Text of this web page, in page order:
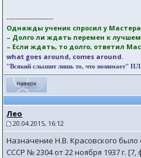
--------------------
Однажды ученик спросил у
– Долго ли ждать перемен к
– Если ждать, то долго, ответил
what goes around, comes around.
"Всякий слышит лишь то, что понимает"
Лео
20.04.2015, 16:12
Назначение Н.В. Красовского
СССР № 2304 от 22 ноября 1937 г. [7,